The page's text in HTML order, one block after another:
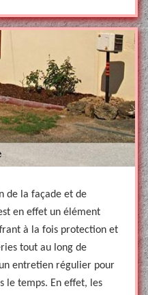
de la façade et de
en effet un élément
à la fois protection et
tout au long de
entretien régulier pour
le temps. En effet, les